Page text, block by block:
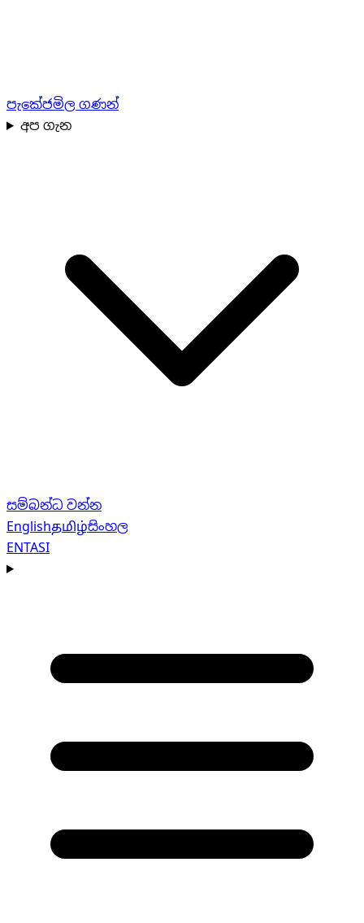
පැකේජමිල ගණන්
අප ගැන
සම්බන්ධ වන්න
Englishதமிழ்සිංහල
ENTASI